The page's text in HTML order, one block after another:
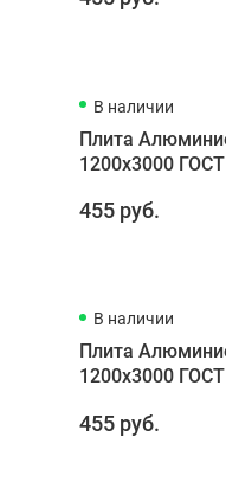
В наличии
Плита
1200х3000
455 руб.
В наличии
Плита
1200х3000
455 руб.